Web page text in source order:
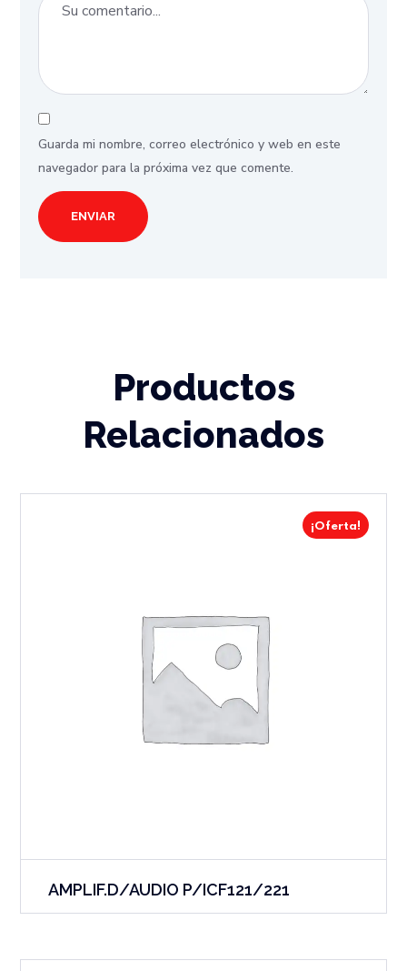
Guarda mi nombre, correo electrónico y web en este
navegador para la próxima vez que comente.
Productos
Relacionados
¡Oferta!
AMPLIF.D/AUDIO P/ICF121/221